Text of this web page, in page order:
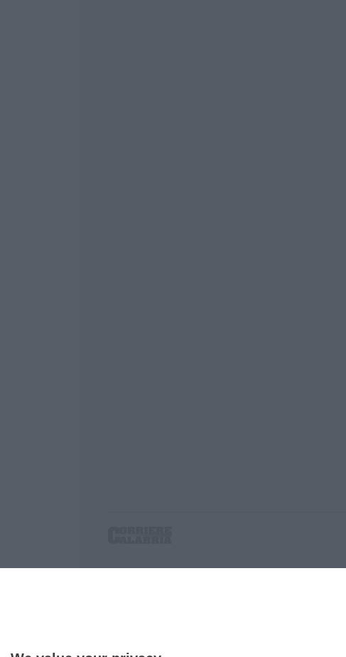
P.IVA. 03199620794, Via del mare 6/G, S.Eufemia,
Iscrizione tribunale di Lamezia Terme 5/2011 -